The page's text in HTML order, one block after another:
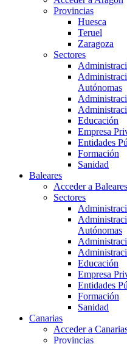
Provincias
Huesca
Teruel
Zaragoza
Sectores
Autónomas
Educación
Empresa
Entidades
Formación
Sanidad
Baleares
Acceder a Baleares
Sectores
Autónomas
Educación
Empresa
Entidades
Formación
Sanidad
Canarias
Acceder a
Provincias